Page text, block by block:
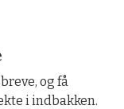
og få
i indbakken.